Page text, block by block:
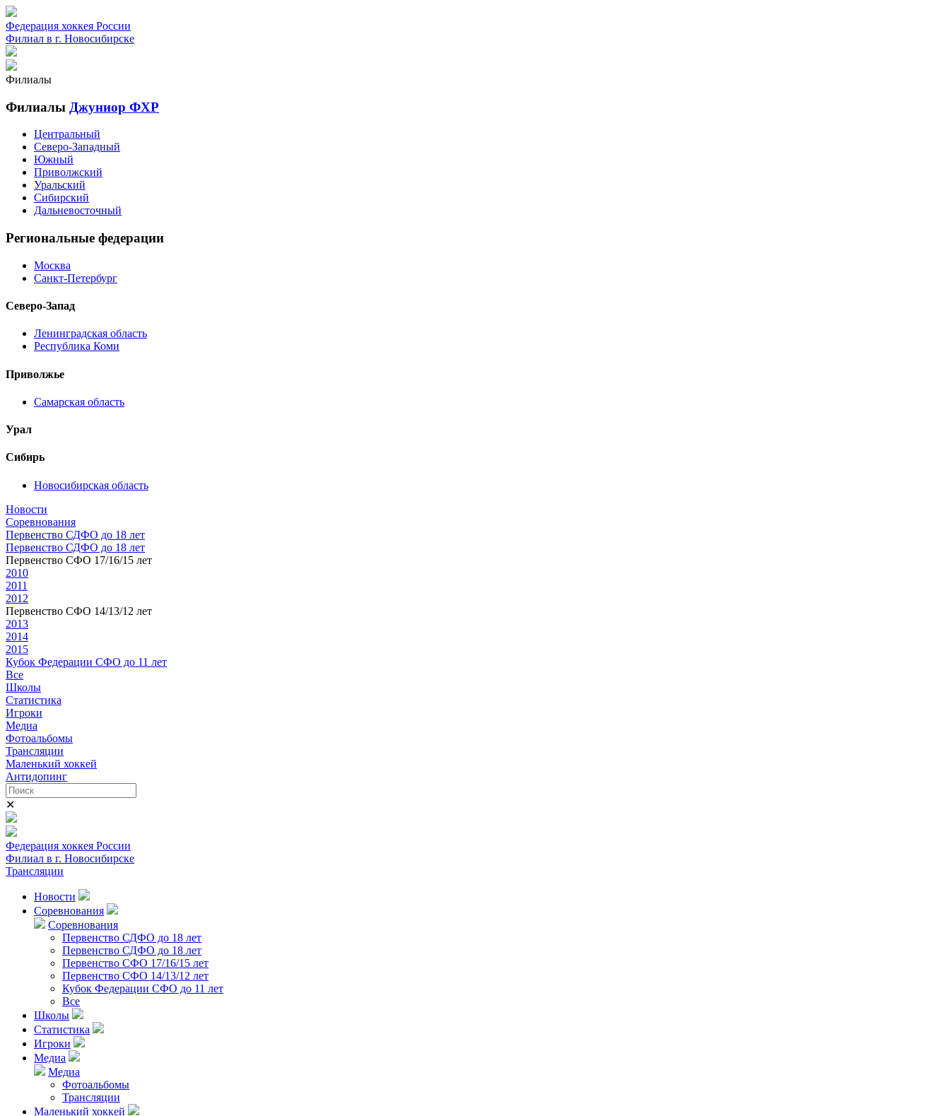
Федерация хоккея России
Филиал в г. Новосибирске
Филиалы
Филиалы Джуниор ФХР
Центральный
Северо-Западный
Южный
Приволжский
Уральский
Сибирский
Дальневосточный
Региональные федерации
Москва
Санкт-Петербург
Северо-Запад
Ленинградская область
Республика Коми
Приволжье
Самарская область
Урал
Сибирь
Новосибирская область
Новости
Соревнования
Первенство СДФО до 18 лет
Первенство СДФО до 18 лет
Первенство СФО 17/16/15 лет
2010
2011
2012
Первенство СФО 14/13/12 лет
2013
2014
2015
Кубок Федерации СФО до 11 лет
Все
Школы
Статистика
Игроки
Медиа
Фотоальбомы
Трансляции
Маленький хоккей
Антидопинг
✕
Федерация хоккея России
Филиал в г. Новосибирске
Трансляции
Новости
Соревнования
Соревнования
Первенство СДФО до 18 лет
Первенство СДФО до 18 лет
Первенство СФО 17/16/15 лет
Первенство СФО 14/13/12 лет
Кубок Федерации СФО до 11 лет
Все
Школы
Статистика
Игроки
Медиа
Медиа
Фотоальбомы
Трансляции
Маленький хоккей